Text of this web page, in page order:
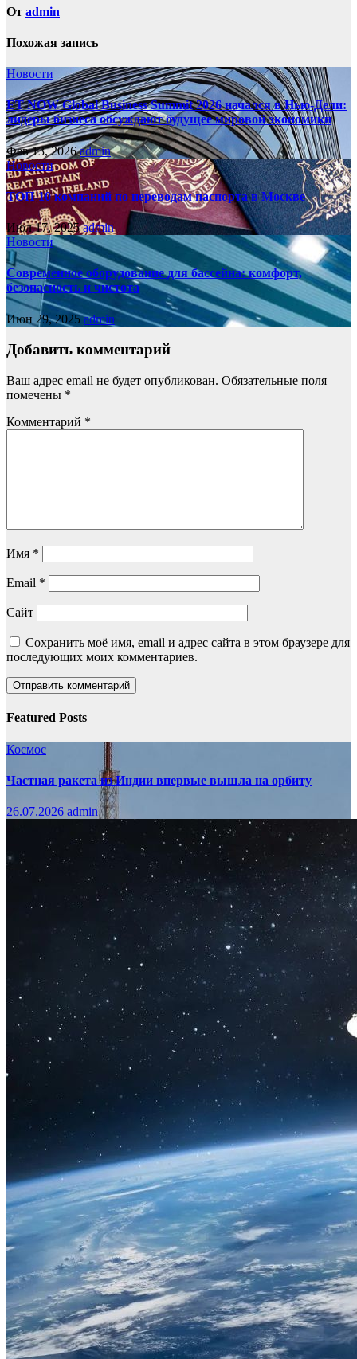
От admin
Похожая запись
Новости
ET NOW Global Business Summit 2026 начался в Нью‑Дели:
лидеры бизнеса обсуждают будущее мировой экономики
Фев 13, 2026admin
Новости
ТОП-10 компаний по переводам паспорта в Москве
Июл 17, 2025admin
Новости
Современное оборудование для бассейна: комфорт,
безопасность и чистота
Июн 29, 2025admin
Добавить комментарий
Ваш адрес email не будет опубликован. Обязательные поля
помечены *
Комментарий *
Имя *
Email *
Сайт
Сохранить моё имя, email и адрес сайта в этом браузере для
последующих моих комментариев.
Featured Posts
Космос
Частная ракета из Индии впервые вышла на орбиту
26.07.2026 admin